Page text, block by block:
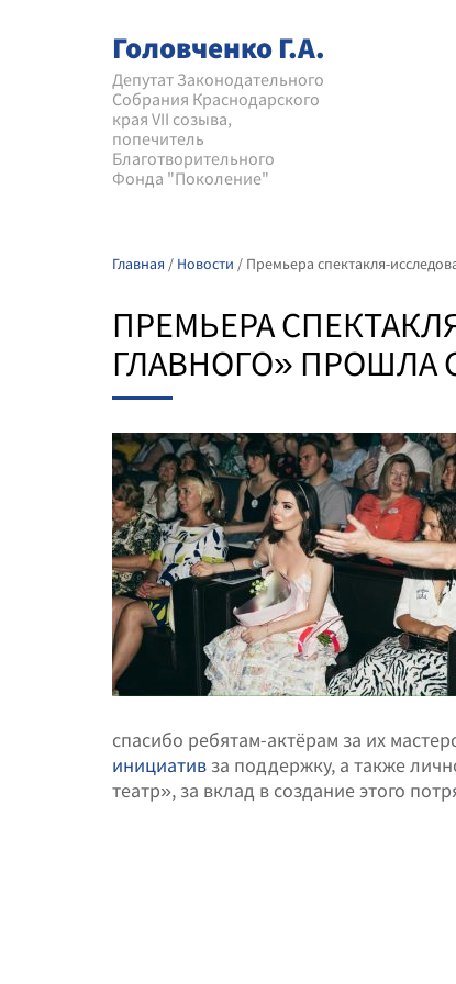
Головченко Г.А.
Депутат Законодательного
Собрания Краснодарского
края VII созыва,
попечитель
Благотворительного
Фонда "Поколение"
Главная / Новости / Премьера спектакля-
ПРЕМЬЕРА
ГЛАВНОГО» ПРОШЛА
спасибо ребятам-актёрам за их
инициатив за поддержку, а также
театр», за вклад в создание этого